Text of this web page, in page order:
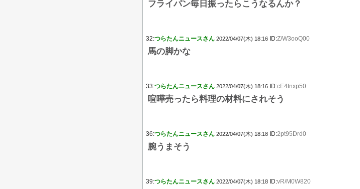
フライパン毎日振ったらこうなるんか？
32:つらたんニュースさん 2022/04/07(木) 18:16 ID:Z/W3ooQ00
馬の脚かな
33:つらたんニュースさん 2022/04/07(木) 18:16 ID:cE4tnxp50
喧嘩売ったら料理の材料にされそう
36:つらたんニュースさん 2022/04/07(木) 18:18 ID:2pt95Drd0
腕うまそう
39:つらたんニュースさん 2022/04/07(木) 18:18 ID:vR/M0W820